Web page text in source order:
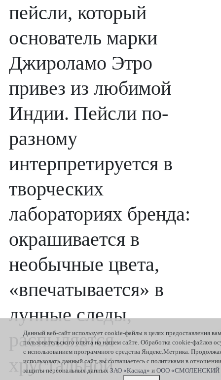
пейсли, который
основатель марки
Джироламо Этро
привез из любимой
Индии. Пейсли по-
разному
интерпретируется в
творческих
лабораториях бренда:
окрашивается в
необычные цвета,
«впечатывается» в
лунные следы,
распыляется
хрустальной
Данный веб-сайт использует cookie-файлы в целях предоставления
пользовательского опыта на нашем сайте. Обработка cookie-файлов
с использованием программного средства Яндекс.Метрика.
использовать данный сайт, вы соглашаетесь с политиками в
защиты персональных данных ЗАО «Каскад» и ООО «СМОЛЕНСКИЙ